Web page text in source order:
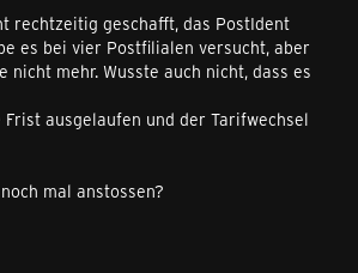
rechtzeitig geschafft, das PostIdent
es bei vier Postfilialen versucht, aber
nicht mehr. Wusste auch nicht, dass es
ausgelaufen und der Tarifwechsel
mal anstossen?